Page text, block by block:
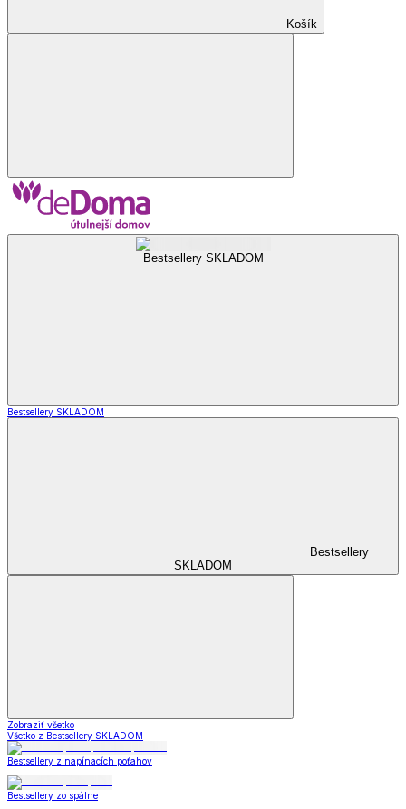
Košík
Bestsellery SKLADOM
Bestsellery SKLADOM
Bestsellery
SKLADOM
Zobraziť všetko
Všetko z Bestsellery SKLADOM
Bestsellery z napínacích poťahov
Bestsellery zo spálne